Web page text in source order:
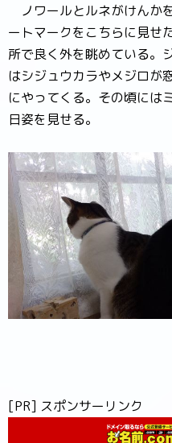
ノワールとルネがけんか
ートマークをこちらに見せ
所で良く外を眺めている。
はシジュウカラやメジロが
にやってくる。その頃には
日姿を見せる。
[PR] スポンサーリンク